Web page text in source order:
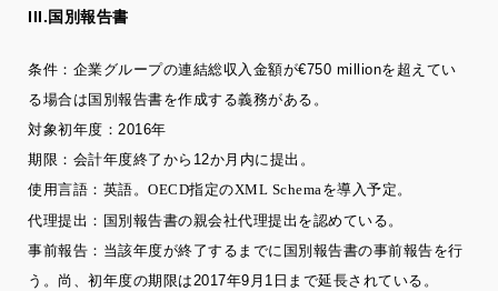
III.国別報告書
条件：企業グループの連結総収入金額が€750 millionを超えてい
る場合は国別報告書を作成する義務がある。
対象初年度：2016年
期限：会計年度終了から12か月内に提出。
使用言語：英語。OECD指定のXML Schemaを導入予定。
代理提出：国別報告書の親会社代理提出を認めている。
事前報告：当該年度が終了するまでに国別報告書の事前報告を行
う。尚、初年度の期限は2017年9月1日まで延長されている。